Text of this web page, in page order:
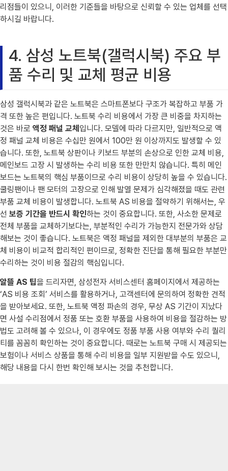
리점들이 있으니, 이러한 기준들을 바탕으로 신뢰할 수 있는 업체를 선택
하시길 바랍니다.
4. 삼성 노트북(갤럭시북) 주요 부
품 수리 및 교체 평균 비용
삼성 갤럭시북과 같은 노트북은 스마트폰보다 구조가 복잡하고 부품 가
격 또한 높은 편입니다. 노트북 수리 비용에서 가장 큰 비중을 차지하는
것은 바로 액정 패널 교체 입니다. 모델에 따라 다르지만, 일반적으로 액
정 패널 교체 비용은 수십만 원에서 100만 원 이상까지도 발생할 수 있
습니다. 또한, 노트북 상판이나 키보드 부분의 손상으로 인한 교체 비용,
메인보드 고장 시 발생하는 수리 비용 또한 만만치 않습니다. 특히 메인
보드는 노트북의 핵심 부품이므로 수리 비용이 상당히 높을 수 있습니다.
쿨링팬이나 팬 모터의 고장으로 인해 발열 문제가 심각해졌을 때도 관련
부품 교체 비용이 발생합니다. 노트북 AS 비용을 절약하기 위해서는, 우
선 보증 기간을 반드시 확인하는 것이 중요합니다. 또한, 사소한 문제로
전체 부품을 교체하기보다는, 부분적인 수리가 가능한지 전문가와 상담
해보는 것이 좋습니다. 노트북은 액정 패널을 제외한 대부분의 부품은 교
체 비용이 비교적 합리적인 편이므로, 정확한 진단을 통해 필요한 부분만
수리하는 것이 비용 절감의 핵심입니다.
알뜰 AS 팁을 드리자면, 삼성전자 서비스센터 홈페이지에서 제공하는
‘AS 비용 조회’ 서비스를 활용하거나, 고객센터에 문의하여 정확한 견적
을 받아보세요. 또한, 노트북 액정 파손의 경우, 무상 AS 기간이 지났다
면 사설 수리점에서 정품 또는 호환 부품을 사용하여 비용을 절감하는 방
법도 고려해 볼 수 있으나, 이 경우에도 정품 부품 사용 여부와 수리 퀄리
티를 꼼꼼히 확인하는 것이 중요합니다. 때로는 노트북 구매 시 제공되는
보험이나 서비스 상품을 통해 수리 비용을 일부 지원받을 수도 있으니,
해당 내용을 다시 한번 확인해 보시는 것을 추천합니다.